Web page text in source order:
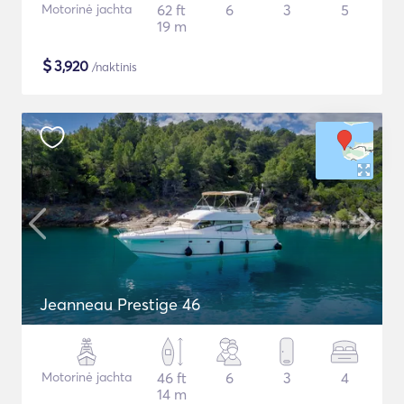
Motorinė jachta
62 ft
19 m
6 3 5
$3,920 /naktinis
Jeanneau Prestige 46
Motorinė jachta
46 ft
14 m
6 3 4